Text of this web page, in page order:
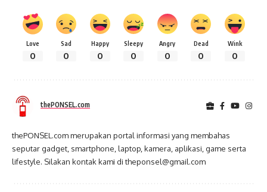
Love
0
Sad
0
Happy
0
Sleepy
0
Angry
0
Dead
0
Wink
0
thePONSEL.com
thePONSEL.com merupakan portal informasi yang membahas
seputar gadget, smartphone, laptop, kamera, aplikasi, game serta
lifestyle. Silakan kontak kami di theponsel@gmail.com